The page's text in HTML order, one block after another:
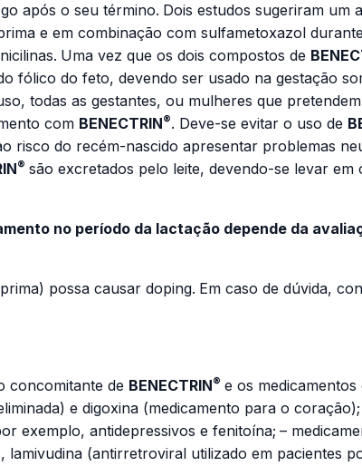
após o seu término. Dois estudos sugeriram um
e em combinação com sulfametoxazol
Uma vez que os dois compostos de
fólico do feto, devendo ser usado na gestação
todas as gestantes, ou mulheres que
com BENECTRIN®. Deve-se evitar o uso de
risco do recém-nascido apresentar problemas
® são excretados pelo leite, devendo-se levar em
no período da lactação depende da
possa causar doping. Em caso de dúvida,
concomitante de BENECTRIN® e os
e digoxina (medicamento para o coração);
exemplo, antidepressivos e fenitoína; –
(antirretroviral utilizado em pacientes